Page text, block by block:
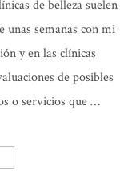
de belleza suelen
unas semanas con mi
y en las clínicas
de posibles
o servicios que …